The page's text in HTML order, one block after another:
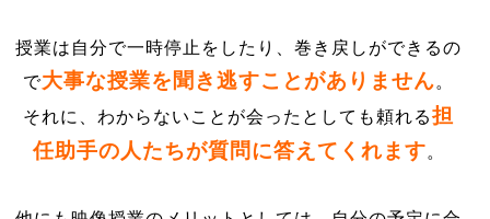
授業は自分で一時停止をしたり、巻き戻しができるの
で大事な授業を聞き逃すことがありません。
それに、わからないことが会ったとしても頼れる担
任助手の人たちが質問に答えてくれます。